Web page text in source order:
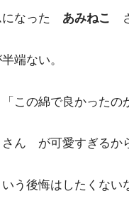
になった あみねこ
端ない。
この綿で良かった
さん が可愛すぎるか
う後悔はしたくない